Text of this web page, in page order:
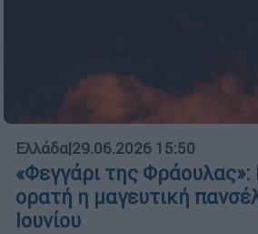
Ελλάδα|29.06.2026 15:50
«Φεγγάρι της Φράουλας»:
ορατή η μαγευτική
Ιουνίου